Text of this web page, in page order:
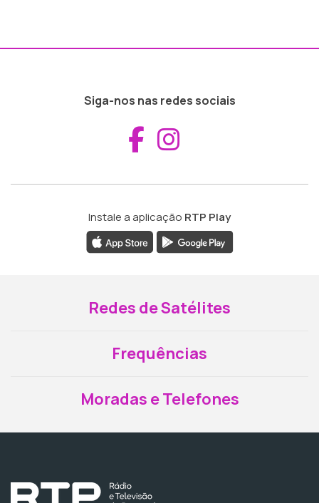
Siga-nos nas redes sociais
Aceder ao
Instale a aplicação RTP Play
Redes de Satélites
Frequências
Moradas e Telefones